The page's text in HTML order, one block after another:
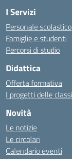
I Servizi
Personale scolastico
Famiglie e studenti
Percorsi di studio
Didattica
Offerta formativa
I progetti delle classi
Novità
Le notizie
Le circolari
Calendario eventi